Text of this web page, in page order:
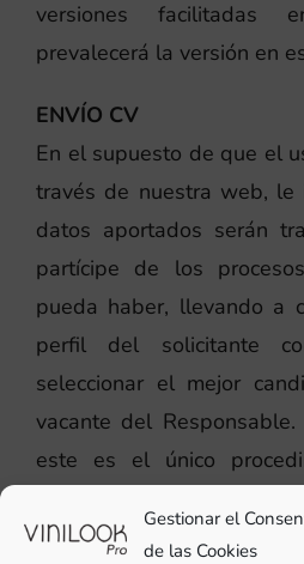
Gestionar el
de las Cookies
versiones facilitadas
prevalecerá la versión en
ENVÍO CV
En el supuesto de que el
través de nuestra web, le
datos aportados serán
partícipe de los
pueda haber, llevando a
perfil del solicitante
seleccionar el mejor
vacante del
este es el único
aceptarán los